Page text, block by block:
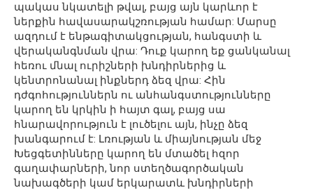
պակաս նկատելի թվալ, բայց այն կարևոր է
ներքին հավասարակշռության համար: Մարսը
ազդում է ենթագիտակցության, հանգստի և
վերականգնման վրա: Դուք կարող եք ցանկանալ
հեռու մնալ ուրիշների խնդիրներից և
կենտրոնանալ ինքներդ ձեզ վրա: Հին
դժգոհություններն ու անհանգստությունները
կարող են կրկին ի հայտ գալ, բայց սա
հնարավորություն է լուծելու այն, ինչը ձեզ
խանգարում է: Լռության և միայնության մեջ
Խեցգետինները կարող են մտածել հզոր
գաղափարների, նոր ստեղծագործական
նախագծերի կամ երկարատև խնդիրների